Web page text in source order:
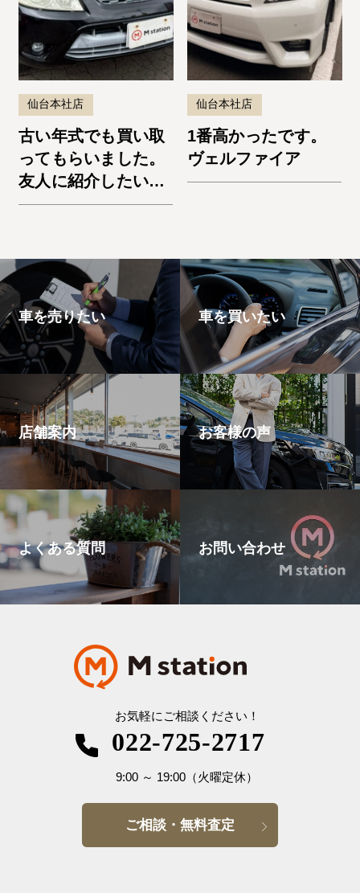
仙台本社店
古い年式でも買い取
ってもらいました。
友人に紹介したいと
思います。エスケー
仙台本社店
1番高かったです。
ヴェルファイア
車を売りたい 車を買いたい
店舗案内 お客様の声
よくある質問 お問い合わせ
お気軽にご相談ください！
022-725-2717
9:00～ 19:00（火曜定休）
ご相談・無料査定